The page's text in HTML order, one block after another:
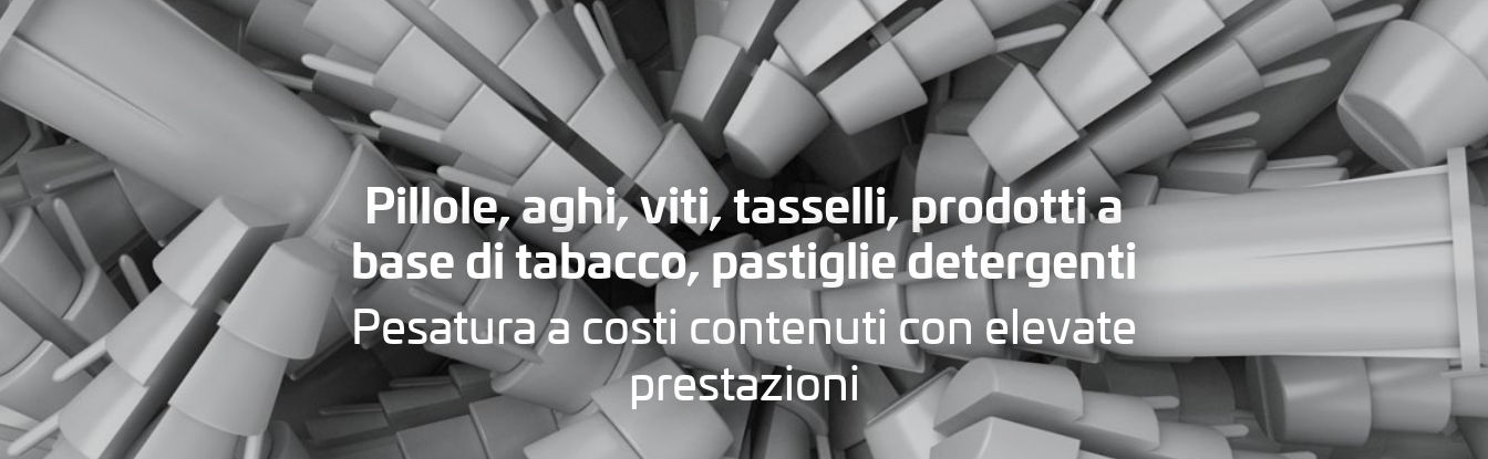
Pillole, aghi, viti, tasselli, prodotti a
base di tabacco, pastiglie detergenti
Pesatura a costi contenuti con elevate
prestazioni